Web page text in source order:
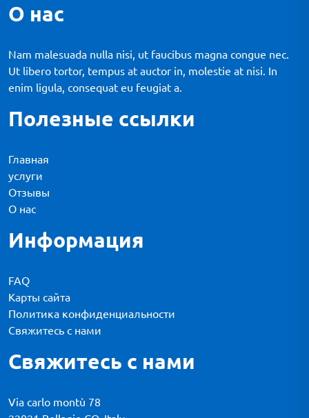
О нас
Nam malesuada nulla nisi, ut faucibus magna congue nec.
Ut libero tortor, tempus at auctor in, molestie at nisi. In
enim ligula, consequat eu feugiat a.
Полезные ссылки
Главная
услуги
Отзывы
О нас
Информация
FAQ
Карты сайта
Политика конфиденциальности
Свяжитесь с нами
Свяжитесь с нами
Via carlo montù 78